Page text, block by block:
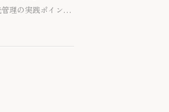
理の実践ポイント